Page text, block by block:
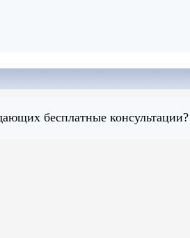
бесплатные